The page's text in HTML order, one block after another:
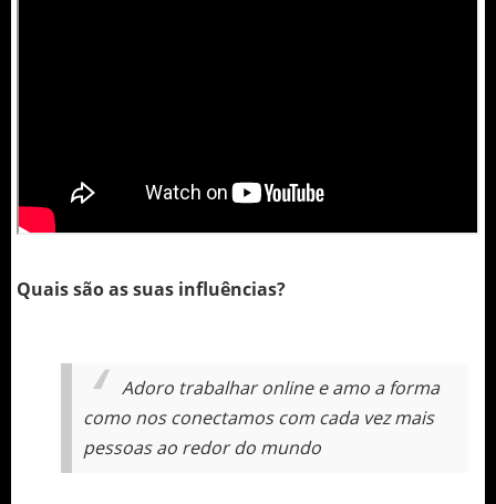
Quais são as suas influências?
Adoro trabalhar online e amo a forma
como nos conectamos com cada vez mais
pessoas ao redor do mundo